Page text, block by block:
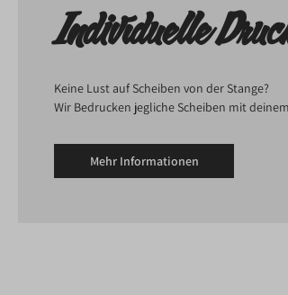
Individuelle
Keine Lust auf Scheiben von der Stange?
Wir Bedrucken jegliche Scheiben mit
Mehr Informationen